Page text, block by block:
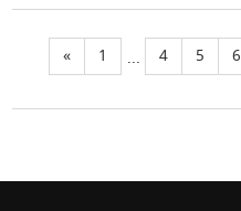
« 1 ... 4 5 6